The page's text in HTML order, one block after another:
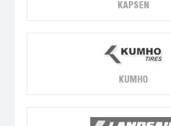
KAPSEN
KUMHO